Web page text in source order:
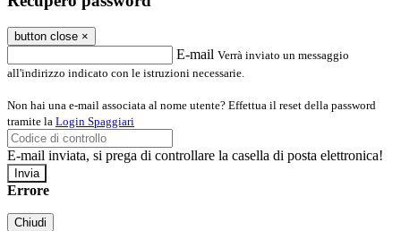
button close ×
E-mail Verrà inviato un messaggio
all'indirizzo indicato con le istruzioni necessarie.
Non hai una e-mail associata al nome utente? Effettua il reset della password
tramite la Login Spaggiari
E-mail inviata, si prega di controllare la casella di posta elettronica!
Errore
Chiudi